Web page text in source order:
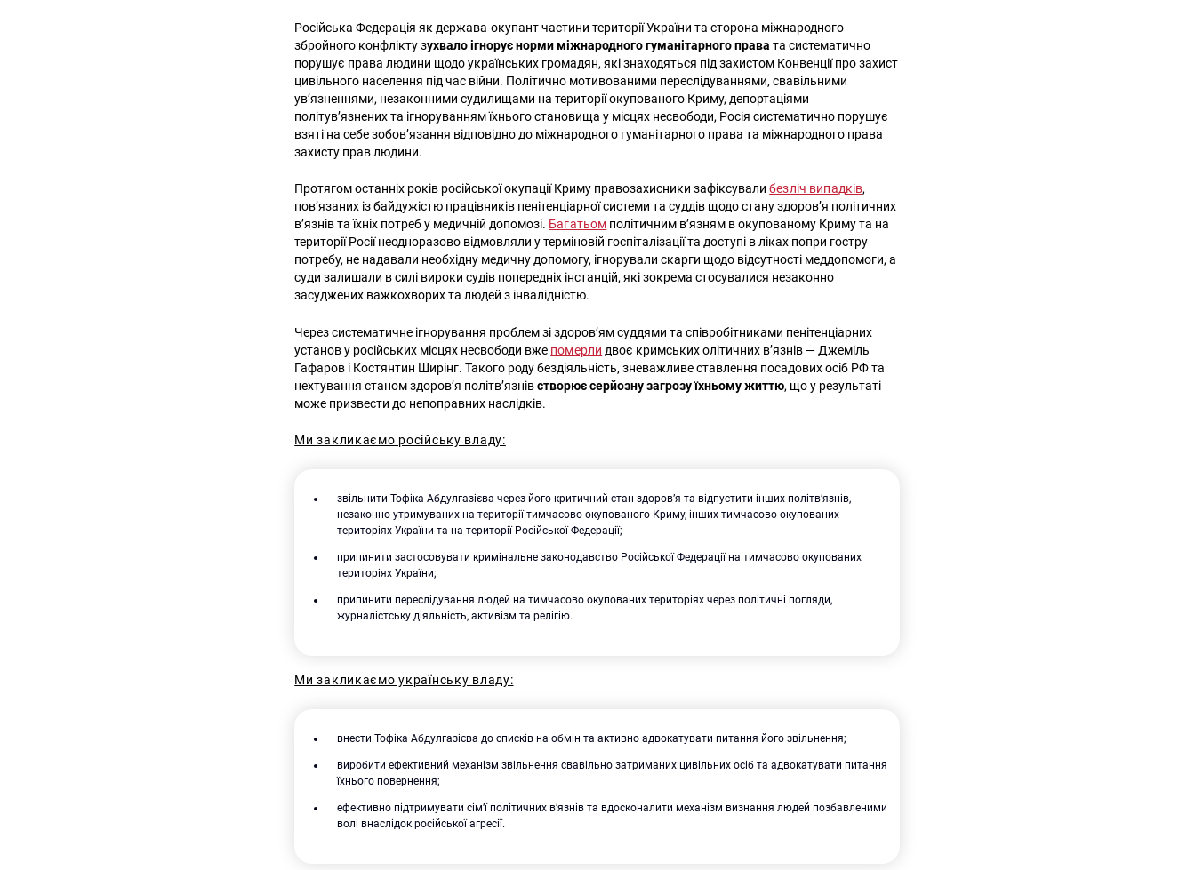
Пошук за запитом:
Російська Федерація як держава-окупант частини території України та сторона міжнародного
збройного конфлікту зухвало ігнорує норми міжнародного гуманітарного права та систематично
порушує права людини щодо українських громадян, які знаходяться під захистом Конвенції про захист
цивільного населення під час війни. Політично мотивованими переслідуваннями, свавільними
ув’язненнями, незаконними судилищами на території окупованого Криму, депортаціями
політув’язнених та ігноруванням їхнього становища у місцях несвободи, Росія систематично порушує
взяті на себе зобов’язання відповідно до міжнародного гуманітарного права та міжнародного права
захисту прав людини.
Протягом останніх років російської окупації Криму правозахисники зафіксувалибезліч випадків,
пов’язаних із байдужістю працівників пенітенціарної системи та суддів щодо стану здоров’я політичних
в’язнів та їхніх потреб у медичній допомозі. Багатьом політичним в’язням в окупованому Криму та на
території Росії неодноразово відмовляли у терміновій госпіталізації та доступі в ліках попри гостру
потребу, не надавали необхідну медичну допомогу, ігнорували скарги щодо відсутності меддопомоги, а
суди залишали в силі вироки судів попередніх інстанцій, які зокрема стосувалися незаконно
засуджених важкохворих та людей з інвалідністю.
Через систематичне ігнорування проблем зі здоров’ям суддями та співробітниками пенітенціарних
установ у російських місцях несвободи вже померли двоє кримських олітичних в’язнів — Джеміль
Гафаров і Костянтин Ширінг. Такого роду бездіяльність, зневажливе ставлення посадових осіб РФ та
нехтування станом здоров’я політв’язнівстворює серйозну загрозу їхньому життю, що у результаті
може призвести до непоправних наслідків.
Ми закликаємо російську владу:
звільнити Тофіка Абдулгазієва через його критичний стан здоров’я та відпустити інших політв’язнів,
незаконно утримуваних на території тимчасово окупованого Криму, інших тимчасово окупованих
територіях України та на території Російської Федерації;
припинити застосовувати кримінальне законодавство Російської Федерації на тимчасово окупованих
територіях України;
припинити переслідування людей на тимчасово окупованих територіях через політичні погляди,
журналістську діяльність, активізм та релігію.
Ми закликаємо українську владу:
внести Тофіка Абдулгазієва до списків на обмін та активно адвокатувати питання його звільнення;
виробити ефективний механізм звільнення свавільно затриманих цивільних осіб та адвокатувати питання
їхнього повернення;
ефективно підтримувати сім’ї політичних в’язнів та вдосконалити механізм визнання людей позбавленими
волі внаслідок російської агресії.